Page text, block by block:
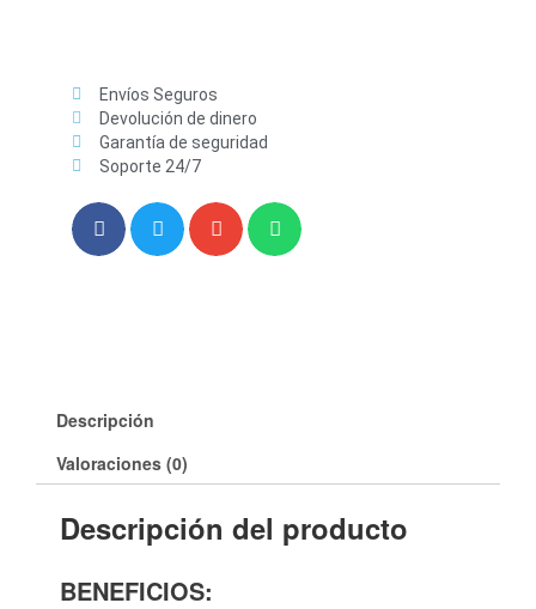
Envíos Seguros
Devolución de dinero
Garantía de seguridad
Soporte 24/7
Descripción
Valoraciones (0)
Descripción del producto
BENEFICIOS: